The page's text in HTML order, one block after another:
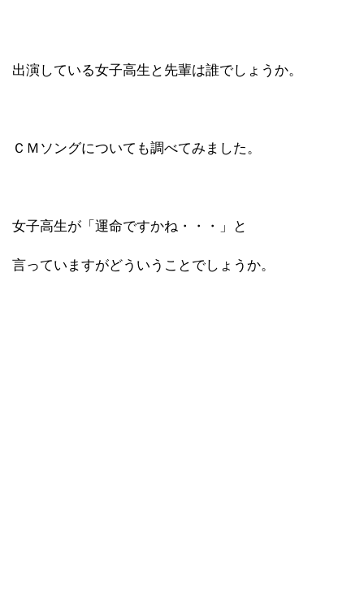
出演している女子高生と先輩は誰でしょうか。
ＣＭソングについても調べてみました。
女子高生が「運命ですかね・・・」と
言っていますがどういうことでしょうか。